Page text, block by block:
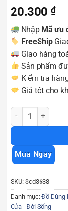
20.300 ₫
Nhập Mã ưu
FreeShip
Giao hàng
Sản phẩm
Kiểm tra
Giá tốt cho
Màng bọc thực
Mua Ngay
SKU: Scd3638
Danh mục: Đồ Dùng
Cửa - Đời Sống